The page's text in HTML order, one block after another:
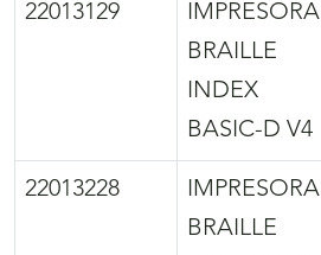
22013129
IMPRESORA
BRAILLE
INDEX
BASIC-D V4
22013228
IMPRESORA
BRAILLE